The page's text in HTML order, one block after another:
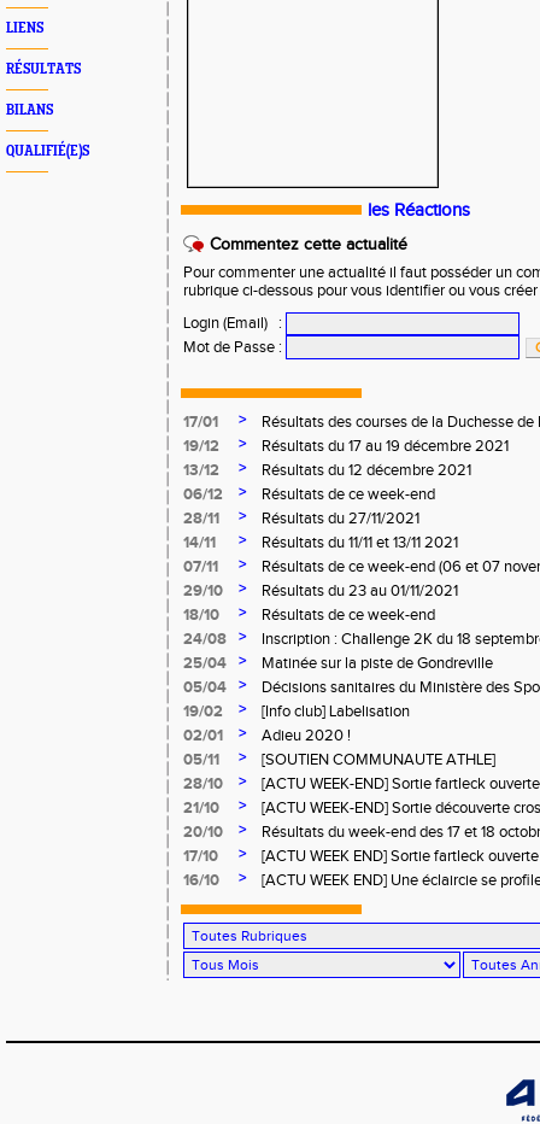
LIENS
RÉSULTATS
BILANS
QUALIFIÉ(E)S
les Réactions
Commentez cette actualité
Pour commenter une actualité il faut posséder un
rubrique ci-dessous pour vous identifier ou vous
Login (Email)
:
Mot de Passe :
17/01 >
Résultats des courses de la Duchesse
19/12
>
Résultats du 17 au 19 décembre 2021
13/12
>
Résultats du 12 décembre 2021
06/12
>
Résultats de ce week-end
28/11
>
Résultats du 27/11/2021
14/11
>
Résultats du 11/11 et 13/11 2021
07/11
>
Résultats de ce week-end (06 et 07
29/10
>
Résultats du 23 au 01/11/2021
18/10
>
Résultats de ce week-end
24/08
>
Inscription : Challenge 2K du 18
25/04
>
Matinée sur la piste de Gondreville
05/04
>
Décisions sanitaires du Ministère des
19/02
>
[Info club] Labelisation
02/01
>
Adieu 2020 !
05/11
>
[SOUTIEN COMMUNAUTE ATHLE]
28/10
>
[ACTU WEEK-END] Sortie fartleck
runners.
21/10 >
[ACTU WEEK-END] Sortie découverte
et tous runners.
20/10 >
Résultats du week-end des 17 et 18
17/10
>
[ACTU WEEK END] Sortie fartleck
runners.
16/10 >
[ACTU WEEK END] Une éclaircie se